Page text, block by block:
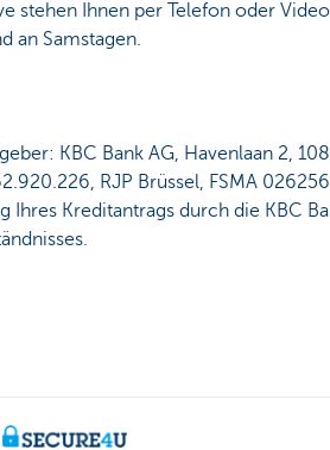
stehen Ihnen per Telefon oder
an Samstagen.
KBC Bank AG, Havenlaan 2,
RJP Brüssel, FSMA
Kreditantrags durch die KBC